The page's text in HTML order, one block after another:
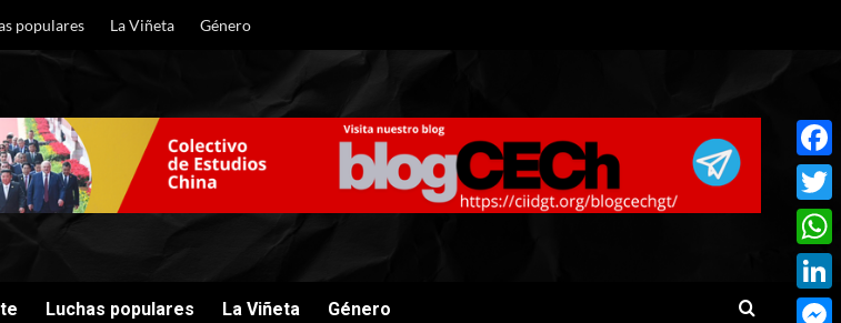
populares La Viñeta Género
Luchas populares La Viñeta Género